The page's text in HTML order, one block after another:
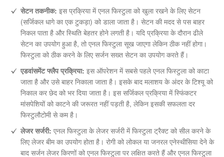
सेटन तकनीक: इस प्रक्रिया में एनल फिस्टुला को खुला रखने के लिए सेटन
(सर्जिकल धागे का एक टुकड़ा) को डाला जाता है। सेटन की मदद से पस बाहर
निकल पाता है और स्थिति बेहतर होने लगती है। यदि प्रक्रिया के दौरान ढीले
सेटन का उपयोग हुआ है, तो एनल फिस्टुला सूख जाएगा लेकिन ठीक नहीं होगा।
फिस्टुला को ठीक करने के लिए सर्जन सख्त सेटन का उपयोग करते हैं।
एडवांसमेंट फ्लैप प्रक्रिया: इस ऑपरेशन में सबसे पहले एनल फिस्टुला को काटा
जाता है और उसे बाहर निकाला जाता है। इसके बाद मलाशय के अंदर के टिश्यू को
निकाल कर छेद को भर दिया जाता है। इस सर्जिकल प्रक्रिया में स्फिंकटर
मांसपेशियों को काटने की जरूरत नहीं पड़ती है, लेकिन इसकी सफलता दर
फिस्टुलौटोमी से कम है।
लेजर सर्जरी: एनल फिस्टुला के लेजर सर्जरी में फिस्टुला ट्रैक्ट को सील करने के
लिए लेजर बीम का उपयोग होता है। रोगी को लोकल या जनरल एनेस्थीसिया देने के
बाद सर्जन लेजर किरणों को एनल फिस्टुला पर लक्षित करते हैं और एनल फिस्टुला